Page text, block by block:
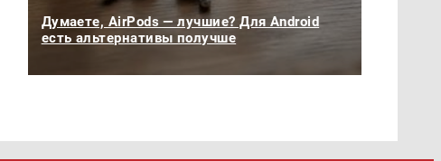
Думаете, AirPods — лучшие? Для Android
есть альтернативы получше